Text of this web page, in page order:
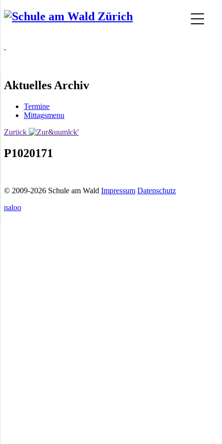
Aktuelles Archiv
Termine
Mittagsmenu
Zurück
P1020171
© 2009-2026 Schule am Wald Impressum Datenschutz
naloo